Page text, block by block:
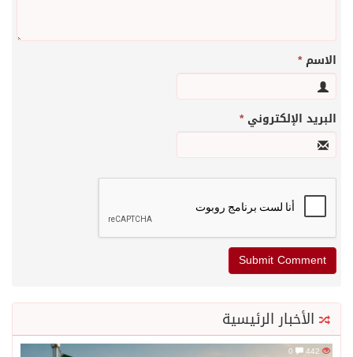
الاسم*
البريد الإلكتروني*
الأخبار الرئيسية